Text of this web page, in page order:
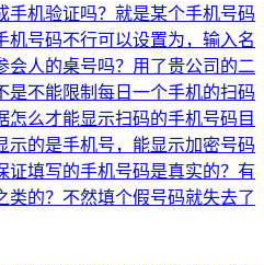
手机验证吗？就是某个手机号码
机号码不行可以设置为，输入名
人的桌号吗？ 用了贵公司的二
是不能限制每日一个手机的扫码
怎么才能显示扫码的手机号码 目
示的是手机号，能显示加密号码
证填写的手机号码是真实的？有
类的？不然填个假号码就失去了